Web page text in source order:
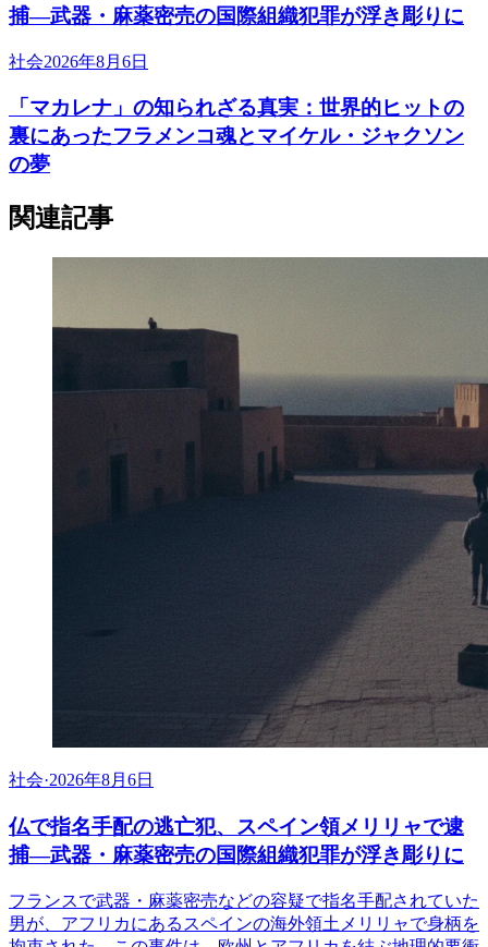
捕―武器・麻薬密売の国際組織犯罪が浮き彫りに
社会2026年8月6日
「マカレナ」の知られざる真実：世界的ヒットの
裏にあったフラメンコ魂とマイケル・ジャクソン
の夢
関連記事
社会·2026年8月6日
仏で指名手配の逃亡犯、スペイン領メリリャで逮
捕―武器・麻薬密売の国際組織犯罪が浮き彫りに
フランスで武器・麻薬密売などの容疑で指名手配されていた
男が、アフリカにあるスペインの海外領土メリリャで身柄を